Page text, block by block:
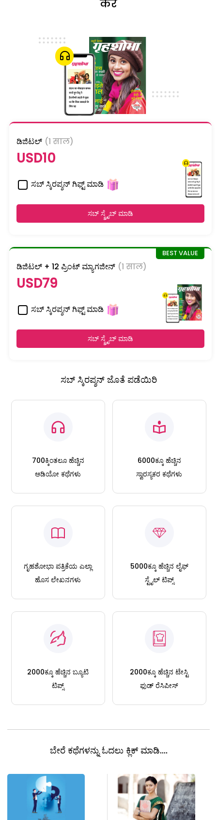
करें
ಡಿಜಿಟಲ್ (1 साल)
USD10
ಸಬ್ ಸ್ಕಿರಪ್ಶನ್ ಗಿಫ್ಟ್ ಮಾಡಿ
ಸಬ್ ಸ್ಕ್ರೈಬ್ ಮಾಡಿ
ಡಿಜಿಟಲ್ + 12 ಪ್ರಿಂಟ್ ಮ್ಯಾಗಜೀನ್ (1 साल)
USD79
ಸಬ್ ಸ್ಕಿರಪ್ಶನ್ ಗಿಫ್ಟ್ ಮಾಡಿ
ಸಬ್ ಸ್ಕ್ರೈಬ್ ಮಾಡಿ
ಸಬ್ ಸ್ಕಿರಪ್ಶನ್ ಜೊತೆ ಪಡೆಯಿರಿ
700ಕ್ಕಿಂತಲೂ ಹೆಚ್ಚಿನ
ಆಡಿಯೋ ಕಥೆಗಳು
6000ಕ್ಕೂ ಹೆಚ್ಚಿನ
ಸ್ವಾರಸ್ಯಕರ ಕಥೆಗಳು
ಗೃಹಶೋಭಾ ಪತ್ರಿಕೆಯ ಎಲ್ಲಾ
ಹೊಸ ಲೇಖನಗಳು
5000ಕ್ಕೂ ಹೆಚ್ಚಿನ ಲೈಫ್
ಸ್ಟೈಲ್ ಟಿಪ್ಸ್
2000ಕ್ಕೂ ಹೆಚ್ಚಿನ ಬ್ಯೂಟಿ
ಟಿಪ್ಸ್
2000ಕ್ಕೂ ಹೆಚ್ಚಿನ ಟೇಸ್ಟಿ
ಫುಡ್ ರೆಸಿಪೀಸ್
ಬೇರೆ ಕಥೆಗಳನ್ನು ಓದಲು ಕ್ಲಿಕ್ ಮಾಡಿ....